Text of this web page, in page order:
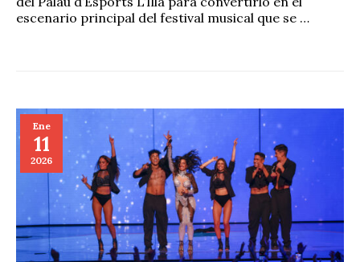
escenario principal del festival musical que se …
Ene
11
2026